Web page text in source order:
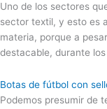
Uno de los sectores
sector textil, y esto es
materia, porque a
destacable, durante
Botas de fútbol con
Podemos presumir de